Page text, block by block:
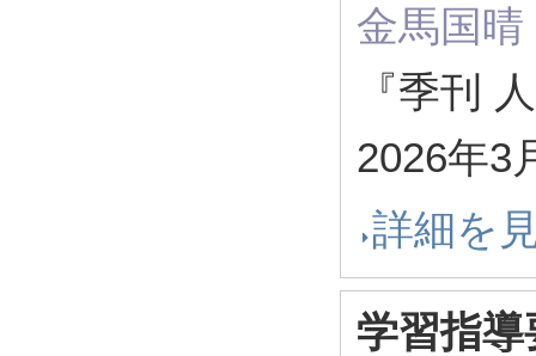
金馬国晴
『季刊
2026年3
詳細を
学習指